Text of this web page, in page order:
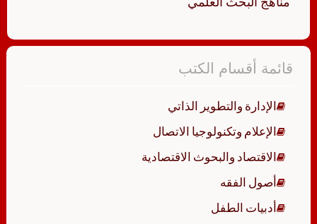
قائمة أقسام الكتب
الإدارة والتطوير الذاتي
الإعلام وتكنولوجيا الاتصال
الاقتصاد والبحوث الاقتصادية
أصول الفقه
أدبيات الطفل